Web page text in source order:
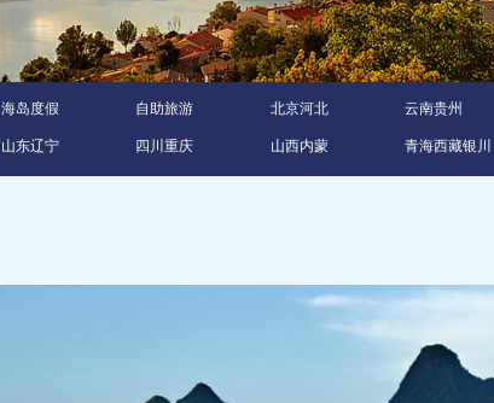
海岛度假 自助旅游 北京河北 云南贵州
山东辽宁 四川重庆 山西内蒙 青海西藏银川